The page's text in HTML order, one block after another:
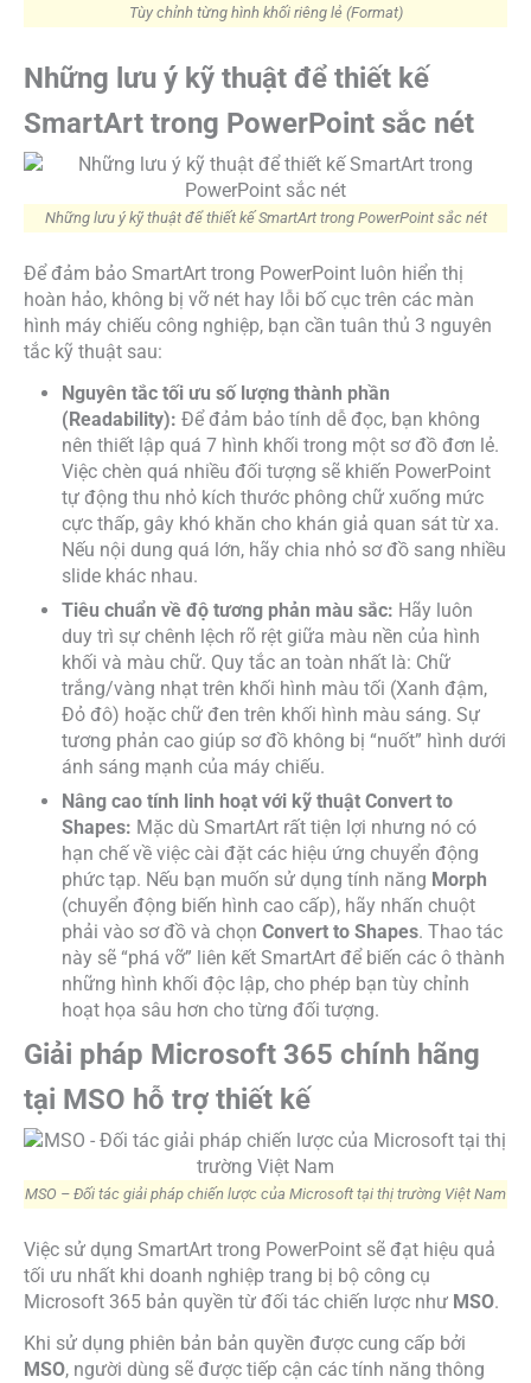
Tùy chỉnh từng hình khối riêng lẻ (Format)
Những lưu ý kỹ thuật để thiết kế
SmartArt trong PowerPoint sắc nét
Những lưu ý kỹ thuật để thiết kế SmartArt trong PowerPoint sắc nét
Để đảm bảo SmartArt trong PowerPoint luôn hiển thị
hoàn hảo, không bị vỡ nét hay lỗi bố cục trên các màn
hình máy chiếu công nghiệp, bạn cần tuân thủ 3 nguyên
tắc kỹ thuật sau:
Nguyên tắc tối ưu số lượng thành phần
(Readability): Để đảm bảo tính dễ đọc, bạn không
nên thiết lập quá 7 hình khối trong một sơ đồ đơn lẻ.
Việc chèn quá nhiều đối tượng sẽ khiến PowerPoint
tự động thu nhỏ kích thước phông chữ xuống mức
cực thấp, gây khó khăn cho khán giả quan sát từ xa.
Nếu nội dung quá lớn, hãy chia nhỏ sơ đồ sang nhiều
slide khác nhau.
Tiêu chuẩn về độ tương phản màu sắc: Hãy luôn
duy trì sự chênh lệch rõ rệt giữa màu nền của hình
khối và màu chữ. Quy tắc an toàn nhất là: Chữ
trắng/vàng nhạt trên khối hình màu tối (Xanh đậm,
Đỏ đô) hoặc chữ đen trên khối hình màu sáng. Sự
tương phản cao giúp sơ đồ không bị “nuốt” hình dưới
ánh sáng mạnh của máy chiếu.
Nâng cao tính linh hoạt với kỹ thuật Convert to
Shapes: Mặc dù SmartArt rất tiện lợi nhưng nó có
hạn chế về việc cài đặt các hiệu ứng chuyển động
phức tạp. Nếu bạn muốn sử dụng tính năng Morph
(chuyển động biến hình cao cấp), hãy nhấn chuột
phải vào sơ đồ và chọn Convert to Shapes. Thao tác
này sẽ “phá vỡ” liên kết SmartArt để biến các ô thành
những hình khối độc lập, cho phép bạn tùy chỉnh
hoạt họa sâu hơn cho từng đối tượng.
Giải pháp Microsoft 365 chính hãng
tại MSO hỗ trợ thiết kế
MSO – Đối tác giải pháp chiến lược của Microsoft tại thị trường Việt Nam
Việc sử dụng SmartArt trong PowerPoint sẽ đạt hiệu quả
tối ưu nhất khi doanh nghiệp trang bị bộ công cụ
Microsoft 365 bản quyền từ đối tác chiến lược như MSO.
Khi sử dụng phiên bản bản quyền được cung cấp bởi
MSO, người dùng sẽ được tiếp cận các tính năng thông